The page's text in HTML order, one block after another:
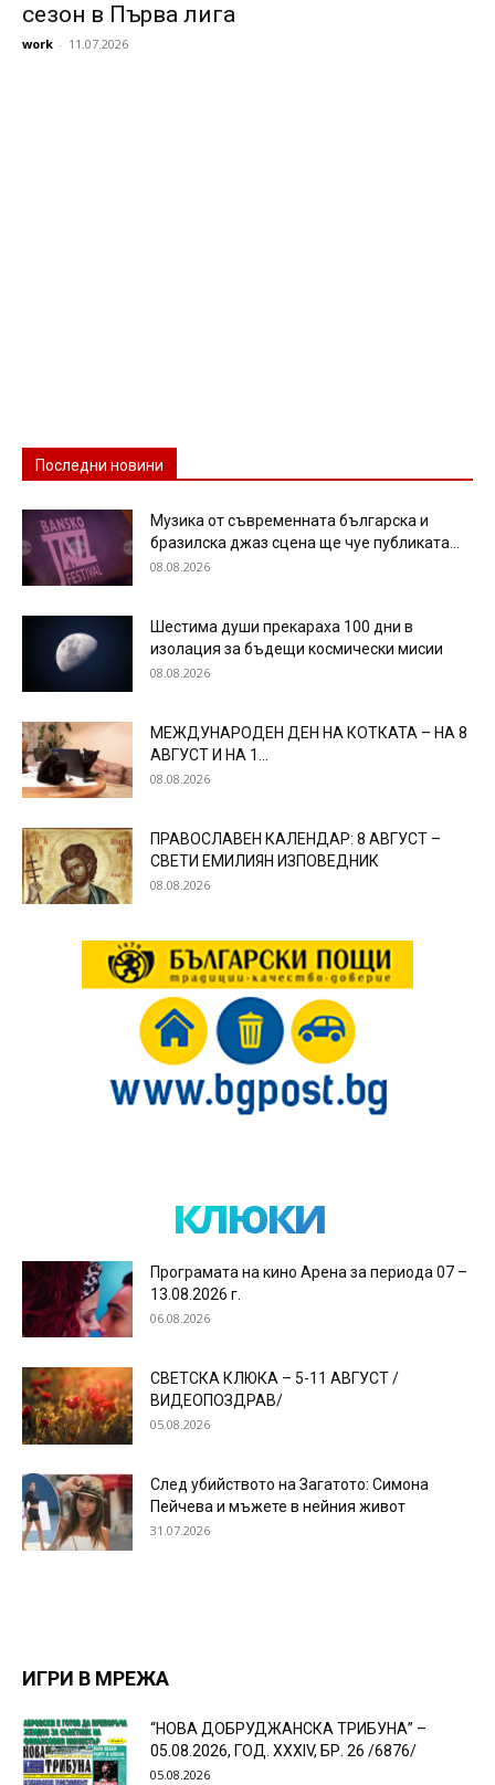
сезон в Първа лига
work - 11.07.2026
Последни новини
Музика от съвременната българска и
бразилска джаз сцена ще чуе публиката...
08.08.2026
Шестима души прекараха 100 дни в
изолация за бъдещи космически мисии
08.08.2026
МЕЖДУНАРОДЕН ДЕН НА КОТКАТА – НА 8
АВГУСТ И НА 1...
08.08.2026
ПРАВОСЛАВЕН КАЛЕНДАР: 8 АВГУСТ –
СВЕТИ ЕМИЛИЯН ИЗПОВЕДНИК
08.08.2026
клюки
Програмата на кино Арена за периода 07 –
13.08.2026 г.
06.08.2026
СВЕТСКА КЛЮКА – 5-11 АВГУСТ /
ВИДЕОПОЗДРАВ/
05.08.2026
След убийството на Загатото: Симона
Пейчева и мъжете в нейния живот
31.07.2026
ИГРИ В МРЕЖА
“НОВА ДОБРУДЖАНСКА ТРИБУНА” –
05.08.2026, ГОД. XXХIV, БР. 26 /6876/
05.08.2026